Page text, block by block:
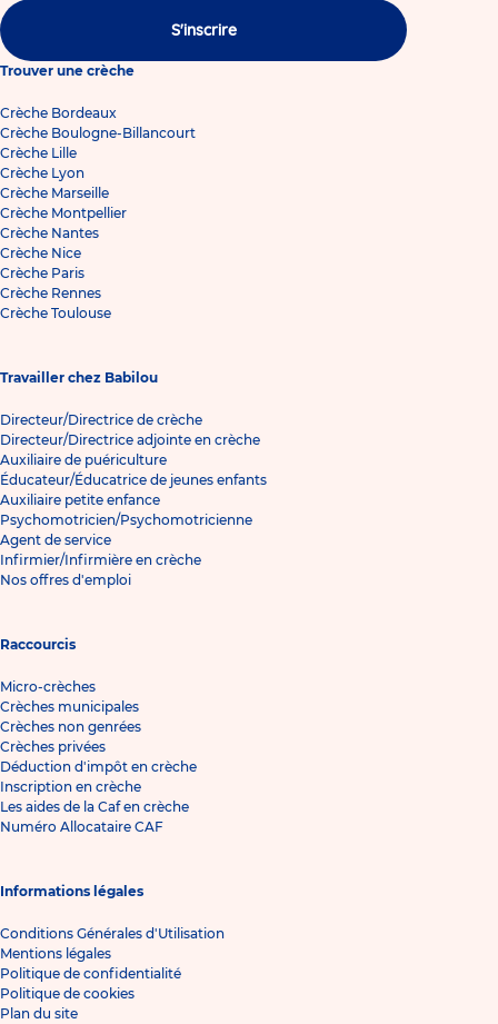
S'inscrire
Trouver une crèche
Crèche Bordeaux
Crèche Boulogne-Billancourt
Crèche Lille
Crèche Lyon
Crèche Marseille
Crèche Montpellier
Crèche Nantes
Crèche Nice
Crèche Paris
Crèche Rennes
Crèche Toulouse
Travailler chez Babilou
Directeur/Directrice de crèche
Directeur/Directrice adjointe en crèche
Auxiliaire de puériculture
Éducateur/Éducatrice de jeunes enfants
Auxiliaire petite enfance
Psychomotricien/Psychomotricienne
Agent de service
Infirmier/Infirmière en crèche
Nos offres d'emploi
Raccourcis
Micro-crèches
Crèches municipales
Crèches non genrées
Crèches privées
Déduction d'impôt en crèche
Inscription en crèche
Les aides de la Caf en crèche
Numéro Allocataire CAF
Informations légales
Conditions Générales d'Utilisation
Mentions légales
Politique de confidentialité
Politique de cookies
Plan du site